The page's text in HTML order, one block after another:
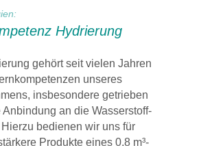
Hydrierung
gehört seit vielen Jahren
unseres
insbesondere getrieben
Anbindung an die Wasserstoff-
bedienen wir uns für
Produkte eines 0,8 m³-